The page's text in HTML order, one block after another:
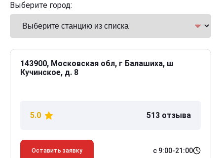
Выберите город:
143900, Московская обл, г Балашиха, ш
Кучинское, д. 8
5.0 513 отзыва
Оставить заявку с 9:00-21:00